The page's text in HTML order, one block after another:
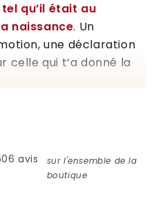
qu’il était au
naissance. Un
une déclaration
celle qui t’a donné la
maman
avis
sur l'ensemble de la
boutique